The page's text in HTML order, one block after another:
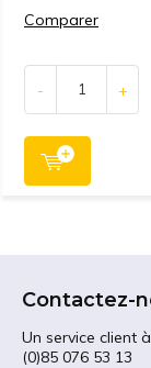
Comparer
- +
Contactez-
Un service client
(0)85 076 53 13